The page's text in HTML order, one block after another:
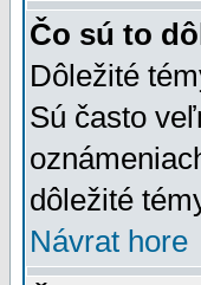
Čo sú to
Dôležité
Sú často
dôležité
Návrat hore